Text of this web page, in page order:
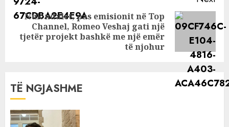
Next
post:
Nuk ndalet, pas emisionit në Top
Channel, Romeo Veshaj gati një
tjetër projekt bashkë me një emër
të njohur
TË NGJASHME